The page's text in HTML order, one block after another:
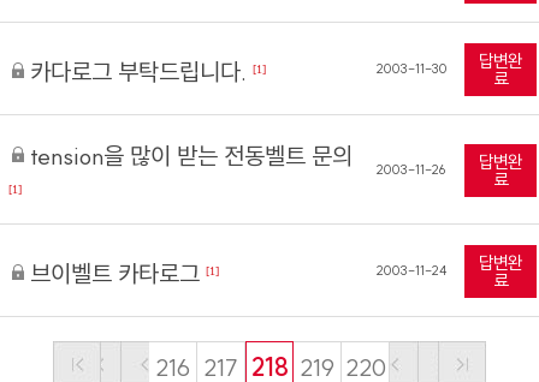
카다로그 부탁드립니다. [1] 2003-11-30 답변완
료
tension을 많이 받는 전동벨트 문의
[1]
2003-11-26 답변완
료
브이벨트 카타로그 [1] 2003-11-24 답변완
료
216 217 218 219 220